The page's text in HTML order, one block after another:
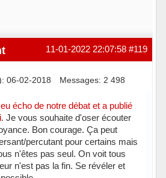
#119
11-01-2022 22:07:58
06-02-2018 Messages: 2 498
écho de notre débat et a publié
. Je vous souhaite d'oser écouter
Bon courage. Ça peut
percutant pour certains mais
n'êtes pas seul. On voit tous
n'est pas la fin. Se révéler et